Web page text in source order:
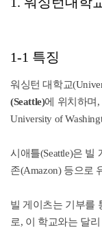
1-1 특징
워싱턴 대학교
(Seattle)에 위치하며
University of
시애틀(Seattle)은 빌
존(Amazon) 등으로
빌 게이츠는 기부를
로, 이 학교와는 달